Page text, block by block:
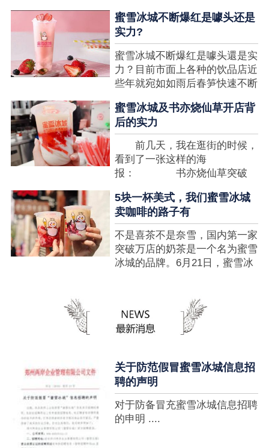
想要排长队，为的便是那一杯令
人挂念的蜜雪冰城。顾客喜爱的
商品，投资者为什么会看不见在
其中的创业商机呢?许多投资者
都会了解我开一家蜜雪冰城要多
少钱?....
蜜雪冰城不断爆红是噱头还是
实力?
蜜雪冰城不断爆红是噱头還是实
力？目前市面上各种的饮品店近
些年就宛如如雨后春笋快速不断
有运营不小心便会被取代，由于
受年青人的喜爱，再加全国人民
的经济发展水准提升，奶茶饮品
行业发展趋势快速，因此 这一
制造行业有着十分....
蜜雪冰城及书亦烧仙草开店背
后的实力
前几天，我在逛街的时候，
看到了一张这样的海
报： 书亦烧仙草突破
了，这个连名字都没怎么听过的
奶茶店，怎么就悄咪咪地开了这
么多家了？ 也许大家对
5000 家店是什么量级没什么概
念，我来给对....
5块一杯美式，我们蜜雪冰城
卖咖啡的路子有
不是喜茶不是奈雪，国内第一家
突破万店的奶茶是一个名为蜜雪
冰城的品牌。6月21日，蜜雪冰
家，买多少送多少”的横幅，这
个自1997年开始营业的街边奶
茶店正逐渐展露它的锋芒。不过
关于防范假冒蜜雪冰城信息招
聘的声明
对于防备冒充蜜雪冰城信息招聘
的申明 ....